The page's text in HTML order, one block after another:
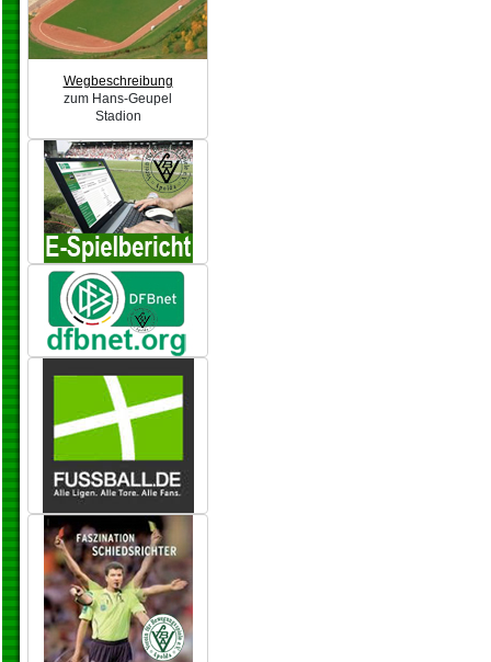
Wegbeschreibung
zum Hans-Geupel
Stadion